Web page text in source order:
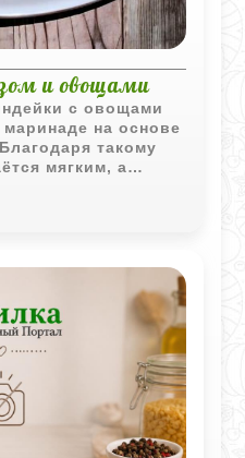
и овощами
с овощами
на основе
такому
мягким, а
аромат